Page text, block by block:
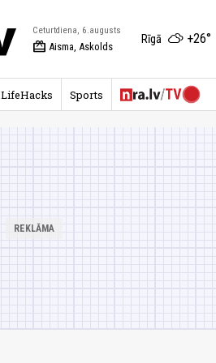
Ceturtdiena, 6.augusts
redeem Aisma, Askolds
Rīgā +26°
LifeHacks Sports